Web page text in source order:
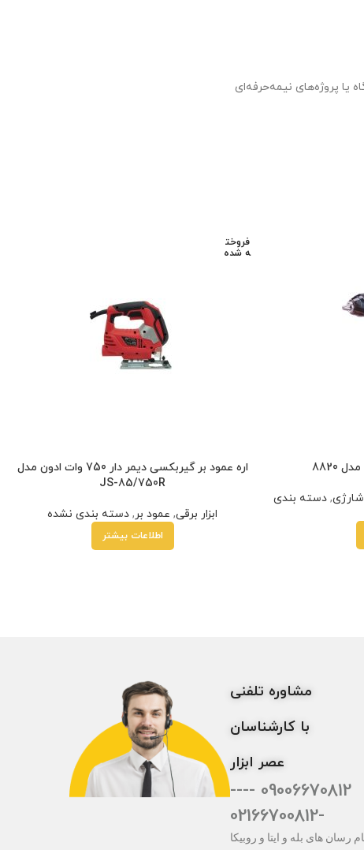
, دسته بندی
فروخت
ه شده
اره عمود بر گیربکسی دیمر دار 750 وات ادون مدل
JS-85/750R
ابزار برقی, عمود بر , دسته بندی نشده
اطلاعات بیشتر
مشاوره تلفنی
با کارشناسان
عصر ابزار
09006670812 ----
-02166700812
رسان های بله و ایتا و روبیکا